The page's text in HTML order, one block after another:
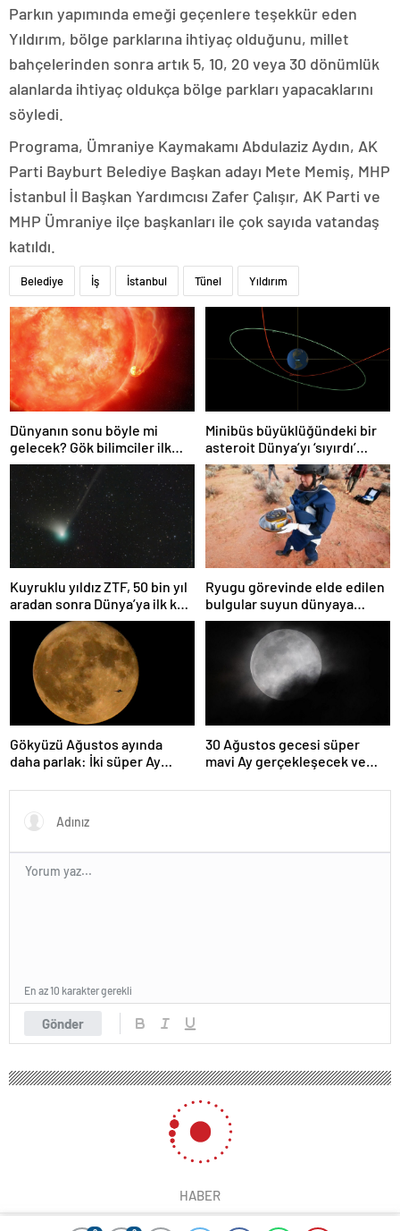
Parkın yapımında emeği geçenlere teşekkür eden
Yıldırım, bölge parklarına ihtiyaç olduğunu, millet
bahçelerinden sonra artık 5, 10, 20 veya 30 dönümlük
alanlarda ihtiyaç oldukça bölge parkları yapacaklarını
söyledi.
Programa, Ümraniye Kaymakamı Abdulaziz Aydın, AK
Parti Bayburt Belediye Başkan adayı Mete Memiş, MHP
İstanbul İl Başkan Yardımcısı Zafer Çalışır, AK Parti ve
MHP Ümraniye ilçe başkanları ile çok sayıda vatandaş
katıldı.
Belediye İş İstanbul Tünel Yıldırım
Dünyanın sonu böyle mi
gelecek? Gök bilimciler ilk
kez sönen yıldızın gezegeni
yutmasına tanık oldu
Minibüs büyüklüğündeki bir
asteroit Dünya’yı ‘sıyırdı’
geçti
Kuyruklu yıldız ZTF, 50 bin yıl
aradan sonra Dünya’ya ilk kez
çok yaklaşacak
Ryugu görevinde elde edilen
bulgular suyun dünyaya
asteroitlerce getirilmiş
olabileceğini gösteriyor
Gökyüzü Ağustos ayında
daha parlak: İki süper Ay
30 Ağustos gecesi süper
mavi Ay gerçekleşecek ve
olacak
Gönder
En az 10 karakter gerekli
HABER